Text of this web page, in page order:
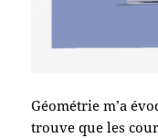
Géométrie m’a
trouve que les